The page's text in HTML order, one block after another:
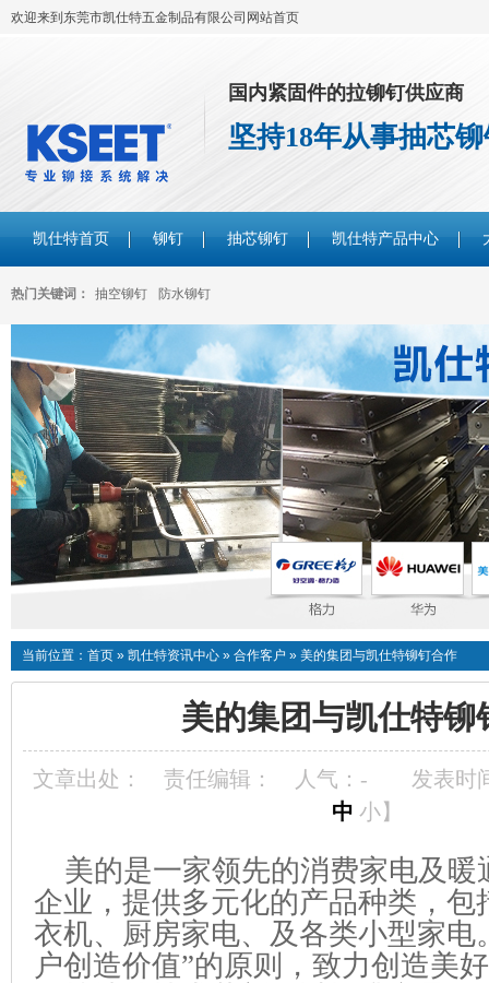
欢迎来到东莞市凯仕特五金制品有限公司网站首页
国内紧固件的拉铆钉供应商
坚持18年从事抽芯
凯仕特首页 铆钉 抽芯铆钉 凯仕特产品中心
热门关键词： 抽空铆钉 防水铆钉
当前位置： 首页 » 凯仕特资讯中心 » 合作客户 » 美的集团与凯仕特铆钉合作
美的集团与凯仕特铆
文章出处： 责任编辑： 人气： -
发表时
中 小】
美的是一家领先的消费家电及暖
企业，提供多元化的产品种类，包
衣机、厨房家电、及各类小型家
户创造价值”的原则，致力创造美